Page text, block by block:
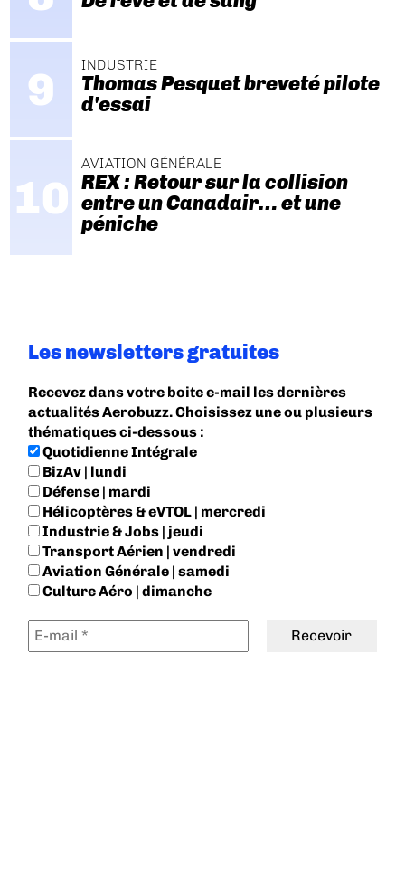
INDUSTRIE
Thomas Pesquet breveté pilote
d'essai
AVIATION GÉNÉRALE
REX : Retour sur la collision
entre un Canadair… et une
péniche
Les newsletters gratuites
Recevez dans votre boite e-mail les dernières
actualités Aerobuzz. Choisissez une ou plusieurs
thématiques ci-dessous :
Quotidienne Intégrale
BizAv | lundi
Défense | mardi
Hélicoptères & eVTOL | mercredi
Industrie & Jobs | jeudi
Transport Aérien | vendredi
Aviation Générale | samedi
Culture Aéro | dimanche